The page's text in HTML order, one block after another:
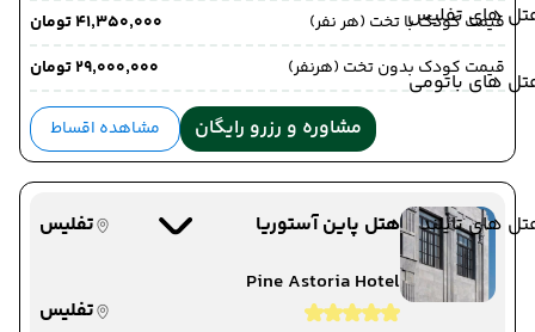
های تفلیس
های باتومی
های تایلند
قیمت کودک با تخت (هر نفر)
۴۱٬۳۵۰٬۰۰۰ تومان
قیمت کودک بدون تخت (هرنفر)
۲۹٬۰۰۰٬۰۰۰ تومان
مشاوره و رزرو رایگان مشاهده اقساط
هتل پاین آستوریا
تفلیس
Pine Astoria Hotel
تفلیس